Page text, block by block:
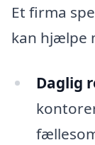
Et firma
kan hjælpe
Daglig